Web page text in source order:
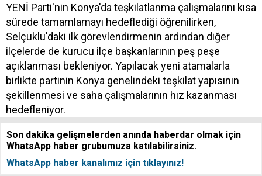
YENİ Parti'nin Konya'da teşkilatlanma çalışmalarını kısa
sürede tamamlamayı hedeflediği öğrenilirken,
Selçuklu'daki ilk görevlendirmenin ardından diğer
ilçelerde de kurucu ilçe başkanlarının peş peşe
açıklanması bekleniyor. Yapılacak yeni atamalarla
birlikte partinin Konya genelindeki teşkilat yapısının
şekillenmesi ve saha çalışmalarının hız kazanması
hedefleniyor.
Son dakika gelişmelerden anında haberdar olmak için
WhatsApp haber grubumuza katılabilirsiniz.
WhatsApp haber kanalımız için tıklayınız!